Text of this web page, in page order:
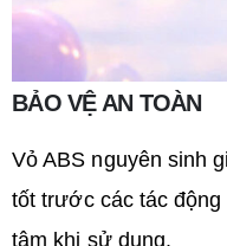
BẢO VỆ AN TOÀN
Vỏ ABS nguyên sinh
tốt trước các tác
tâm khi sử dụng.